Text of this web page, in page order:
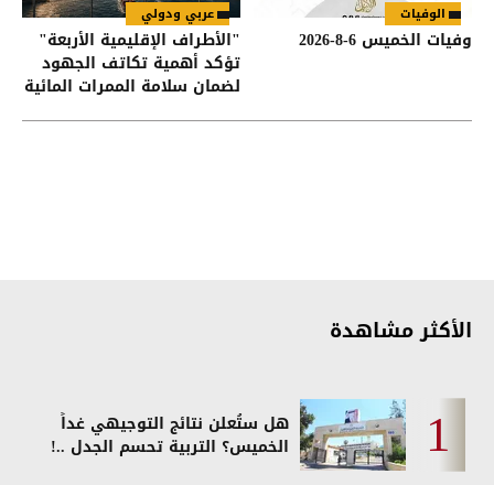
الوفيات
وفيات الخميس 6-8-2026
عربي ودولي
"الأطراف الإقليمية الأربعة"
تؤكد أهمية تكاتف الجهود
لضمان سلامة الممرات المائية
الأكثر مشاهدة
هل ستُعلن نتائج التوجيهي غداً
الخميس؟ التربية تحسم الجدل ..!